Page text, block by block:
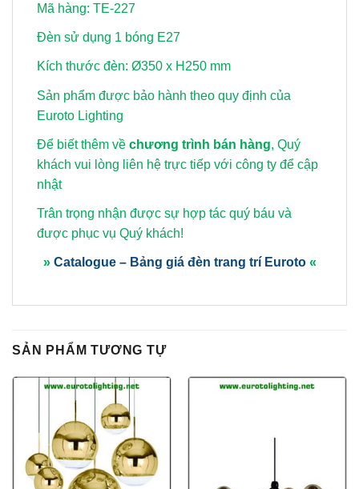
Mã hàng: TE-227
Đèn sử dụng 1 bóng E27
Kích thước đèn: Ø350 x H250 mm
Sản phẩm được bảo hành theo quy định của
Euroto Lighting
Để biết thêm về chương trình bán hàng, Quý
khách vui lòng liên hệ trực tiếp với công ty để cập
nhật
Trân trọng nhận được sự hợp tác quý báu và
được phục vụ Quý khách!
» Catalogue – Bảng giá đèn trang trí Euroto «
SẢN PHẨM TƯƠNG TỰ